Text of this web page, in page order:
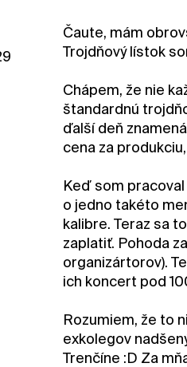
Čaute, mám
Trojdňový lístok
Chápem, že nie
štandardnú
ďalší deň
cena za
Keď som
o jedno takéto
kalibre. Teraz sa
zaplatiť. Pohoda
organizártorov).
ich koncert pod
Rozumiem, že to
exkolegov
Trenčíne :D Za